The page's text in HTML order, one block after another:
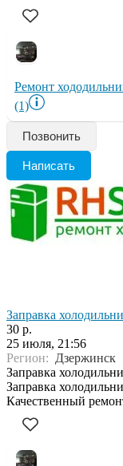
Ремонт
(1)
Позвонить
Написать
Заправка
30 р.
25 июля, 21:56
Регион: Дзержинск
Заправка
Заправка
Качественный